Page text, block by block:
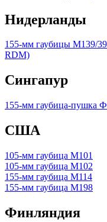
Нидерланды
155-мм гаубицы М139/
RDM)
Сингапур
155-мм гаубица-пушка
США
105-мм гаубица M101
105-мм гаубица М102
155-мм гаубица М114
155-мм гаубица М198
Финляндия